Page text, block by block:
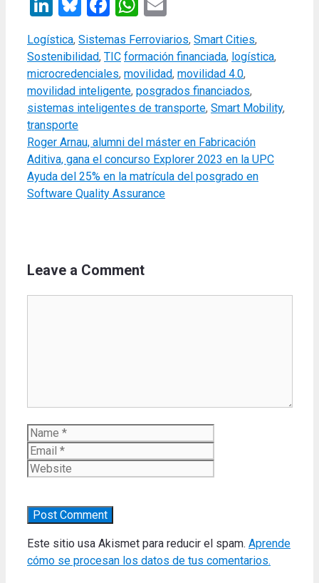
Categories
Logística, Sistemas Ferroviarios, Smart Cities,
Sostenibilidad, TIC Tags
formación financiada, logística,
microcredenciales, movilidad, movilidad 4.0,
movilidad inteligente, posgrados financiados,
sistemas inteligentes de transporte, Smart Mobility,
transporte
Roger Arnau, alumni del máster en Fabricación
Aditiva, gana el concurso Explorer 2023 en la UPC
Ayuda del 25% en la matrícula del posgrado en
Software Quality Assurance
Leave a Comment
Name
Este sitio usa Akismet para reducir el spam. Aprende
cómo se procesan los datos de tus comentarios.